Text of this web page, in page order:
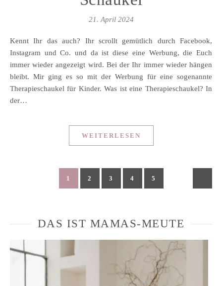
21. April 2024
Kennt Ihr das auch? Ihr scrollt gemütlich durch Facebook,
Instagram und Co. und da ist diese eine Werbung, die Euch
immer wieder angezeigt wird. Bei der Ihr immer wieder hängen
bleibt. Mir ging es so mit der Werbung für eine sogenannte
Therapieschaukel für Kinder. Was ist eine Therapieschaukel? In
der…
WEITERLESEN
1 2 3 4 5
DAS IST MAMAS-MEUTE